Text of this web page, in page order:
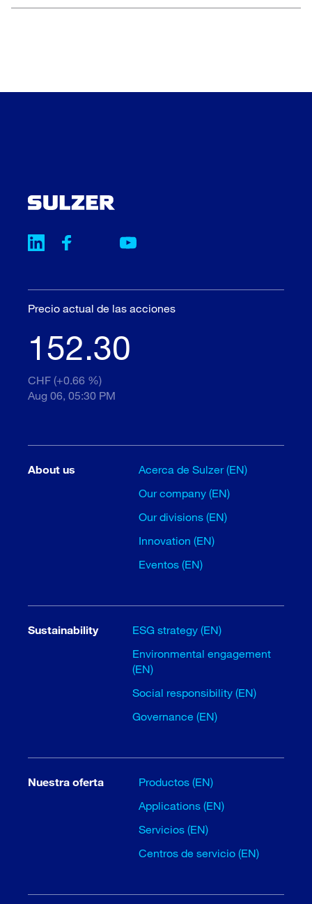
Precio actual de las acciones
152.30
CHF (+0.66 %)
Aug 06, 05:30 PM
About us
Acerca de Sulzer (EN)
Our company (EN)
Our divisions (EN)
Innovation (EN)
Eventos (EN)
Sustainability
ESG strategy (EN)
Environmental engagement
(EN)
Social responsibility (EN)
Governance (EN)
Nuestra oferta
Productos (EN)
Applications (EN)
Servicios (EN)
Centros de servicio (EN)